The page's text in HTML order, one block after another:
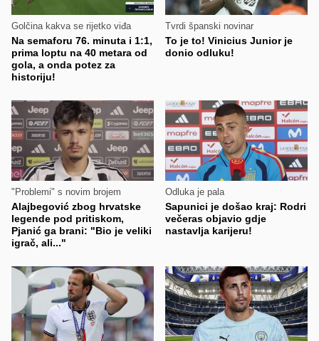
Golčina kakva se rijetko viđa
Na semaforu 76. minuta i 1:1,
prima loptu na 40 metara od
gola, a onda potez za
historiju!
Tvrdi španski novinar
To je to! Vinicius Junior je
donio odluku!
"Problemi" s novim brojem
Alajbegović zbog hrvatske
legende pod pritiskom,
Pjanić ga brani: "Bio je veliki
igrač, ali..."
Odluka je pala
Sapunici je došao kraj: Rodri
večeras objavio gdje
nastavlja karijeru!